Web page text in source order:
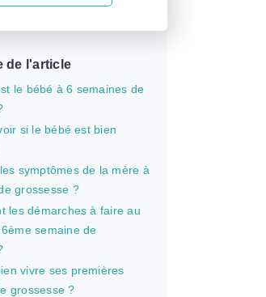
de l'article
le bébé à 6 semaines de
si le bébé est bien
symptômes de la mère à
grossesse ?
les démarches à faire au
semaine de
vivre ses premières
grossesse ?